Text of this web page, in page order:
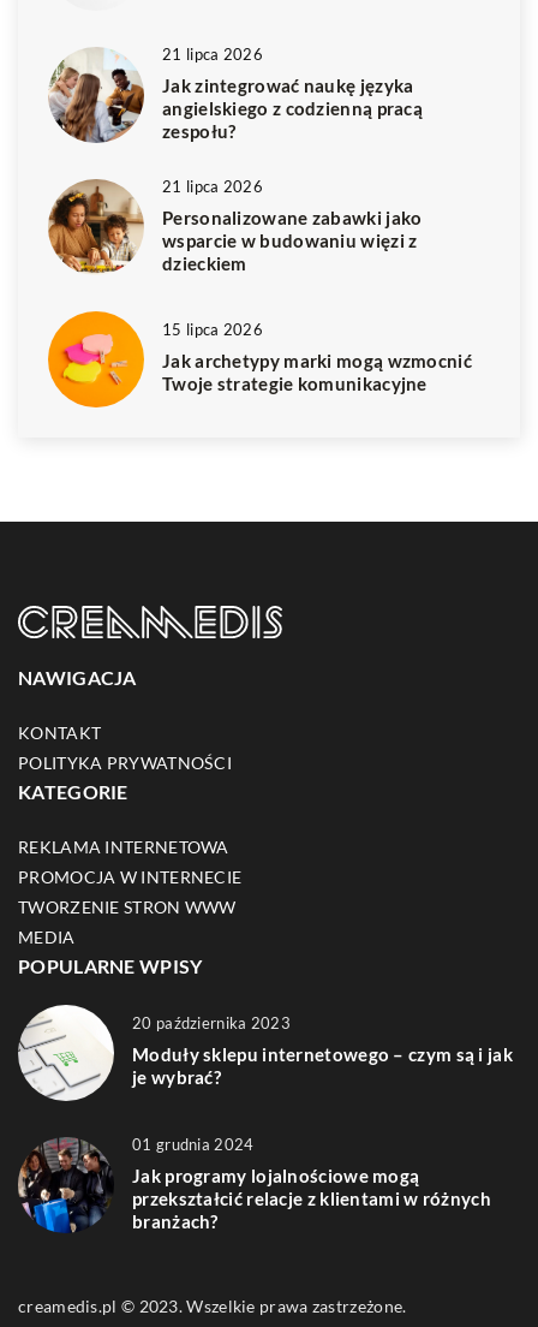
21 lipca 2026
Jak zintegrować naukę języka
angielskiego z codzienną pracą
zespołu?
21 lipca 2026
Personalizowane zabawki jako
wsparcie w budowaniu więzi z
dzieckiem
15 lipca 2026
Jak archetypy marki mogą wzmocnić
Twoje strategie komunikacyjne
NAWIGACJA
KONTAKT
POLITYKA PRYWATNOŚCI
KATEGORIE
REKLAMA INTERNETOWA
PROMOCJA W INTERNECIE
TWORZENIE STRON WWW
MEDIA
POPULARNE WPISY
20 października 2023
Moduły sklepu internetowego – czym są i jak
je wybrać?
01 grudnia 2024
Jak programy lojalnościowe mogą
przekształcić relacje z klientami w różnych
branżach?
creamedis.pl © 2023. Wszelkie prawa zastrzeżone.